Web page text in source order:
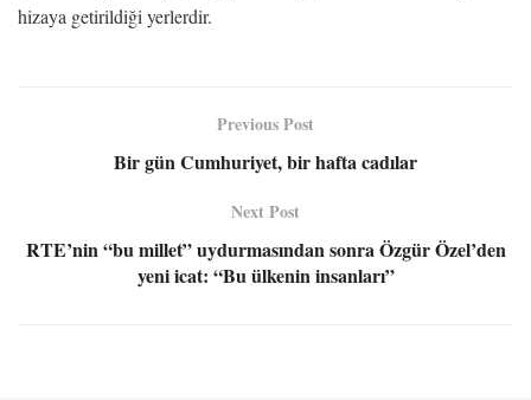
hizaya getirildiği yerlerdir.
Previous Post
Bir gün Cumhuriyet, bir hafta cadılar
Next Post
RTE’nin “bu millet” uydurmasından sonra Özgür Özel’den
yeni icat: “Bu ülkenin insanları”